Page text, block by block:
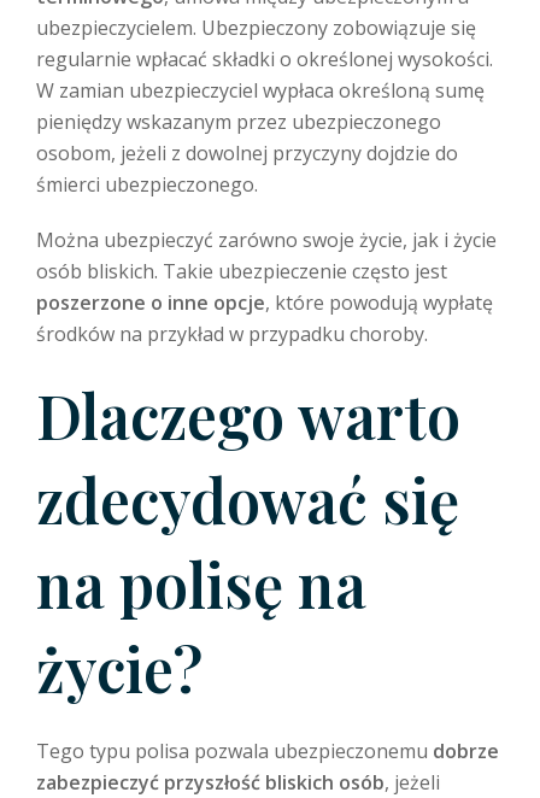
ubezpieczycielem. Ubezpieczony zobowiązuje się
regularnie wpłacać składki o określonej wysokości.
W zamian ubezpieczyciel wypłaca określoną sumę
pieniędzy wskazanym przez ubezpieczonego
osobom, jeżeli z dowolnej przyczyny dojdzie do
śmierci ubezpieczonego.
Można ubezpieczyć zarówno swoje życie, jak i życie
osób bliskich. Takie ubezpieczenie często jest
poszerzone o inne opcje, które powodują wypłatę
środków na przykład w przypadku choroby.
Dlaczego warto
zdecydować się
na polisę na
życie?
Tego typu polisa pozwala ubezpieczonemu dobrze
zabezpieczyć przyszłość bliskich osób, jeżeli